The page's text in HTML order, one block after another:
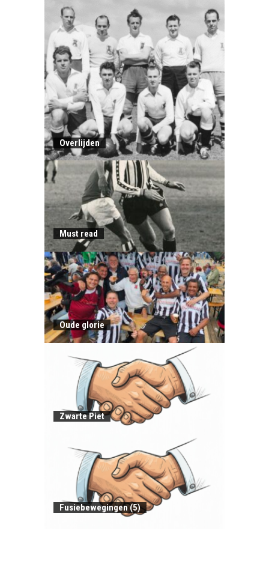
Overlijden
Must read
Oude glorie
Zwarte Piet
Fusiebewegingen (5)